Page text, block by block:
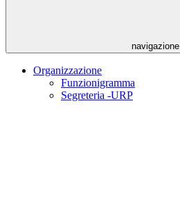
navigazione
Organizzazione
Funzionigramma
Segreteria -URP